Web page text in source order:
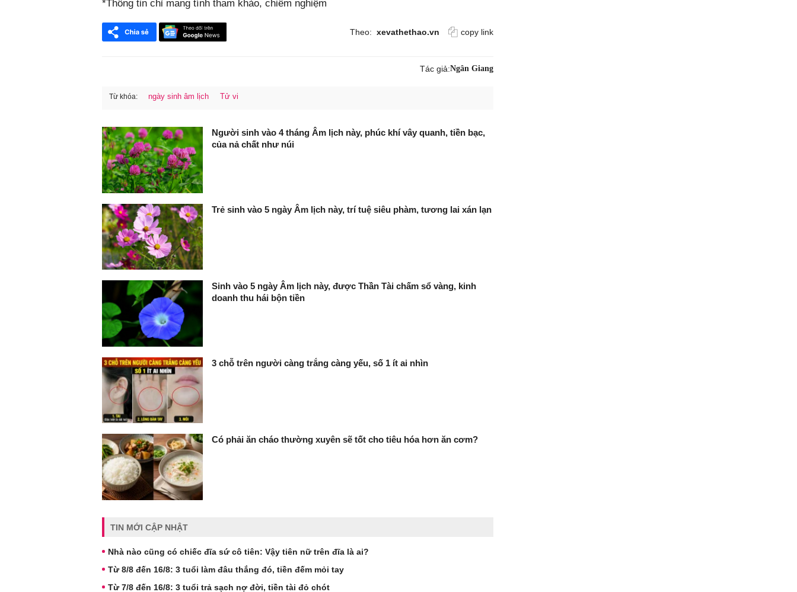
*Thông tin chỉ mang tính tham khảo, chiêm nghiệm
Theo: xevathethao.vn copy link
Tác giả:Ngân Giang
Từ khóa: ngày sinh âm lịch Tử vi
Người sinh vào 4 tháng Âm lịch này, phúc khí vây quanh, tiền bạc,
của nả chất như núi
Trẻ sinh vào 5 ngày Âm lịch này, trí tuệ siêu phàm, tương lai xán lạn
Sinh vào 5 ngày Âm lịch này, được Thần Tài chấm sổ vàng, kinh
doanh thu hái bộn tiền
3 chỗ trên người càng trắng càng yếu, số 1 ít ai nhìn
Có phải ăn cháo thường xuyên sẽ tốt cho tiêu hóa hơn ăn cơm?
TIN MỚI CẬP NHẬT
Nhà nào cũng có chiếc đĩa sứ cô tiên: Vậy tiên nữ trên đĩa là ai?
Từ 8/8 đến 16/8: 3 tuổi làm đâu thắng đó, tiền đếm mỏi tay
Từ 7/8 đến 16/8: 3 tuổi trả sạch nợ đời, tiền tài đỏ chót